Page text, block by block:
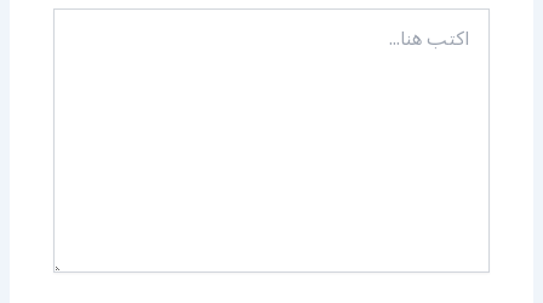
اكتب
هنا...